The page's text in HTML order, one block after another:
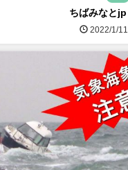
ちばみなとjp
2022/1/11